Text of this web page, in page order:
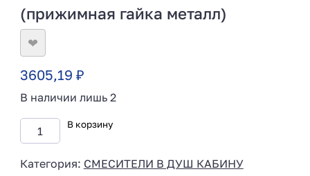
(прижимная гайка металл)
❤
3605,19 ₽
В наличии лишь 2
В корзину
Категория: СМЕСИТЕЛИ В ДУШ КАБИНУ